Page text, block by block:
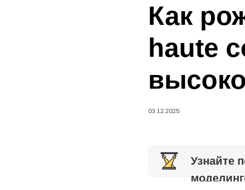
Как
haute
03.12.2025
Узнайте